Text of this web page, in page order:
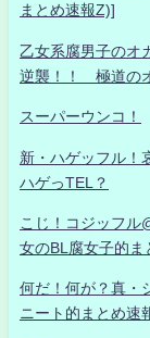
まとめ速報Z)]
乙女系腐男子のオ
逆襲！！ 極道の
スーパーウンコ！
新・ハゲッフル！
ハゲっTEL？
こじ！コジッフル
女のBL腐女子的ま
何だ！何が？真
ニート的まとめ速